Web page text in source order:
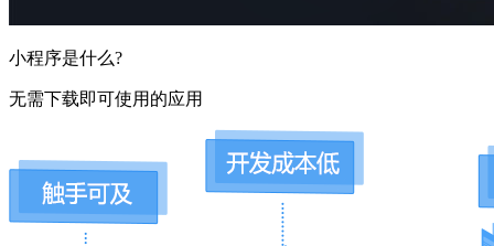
小程序是什么?
无需下载即可使用的应用